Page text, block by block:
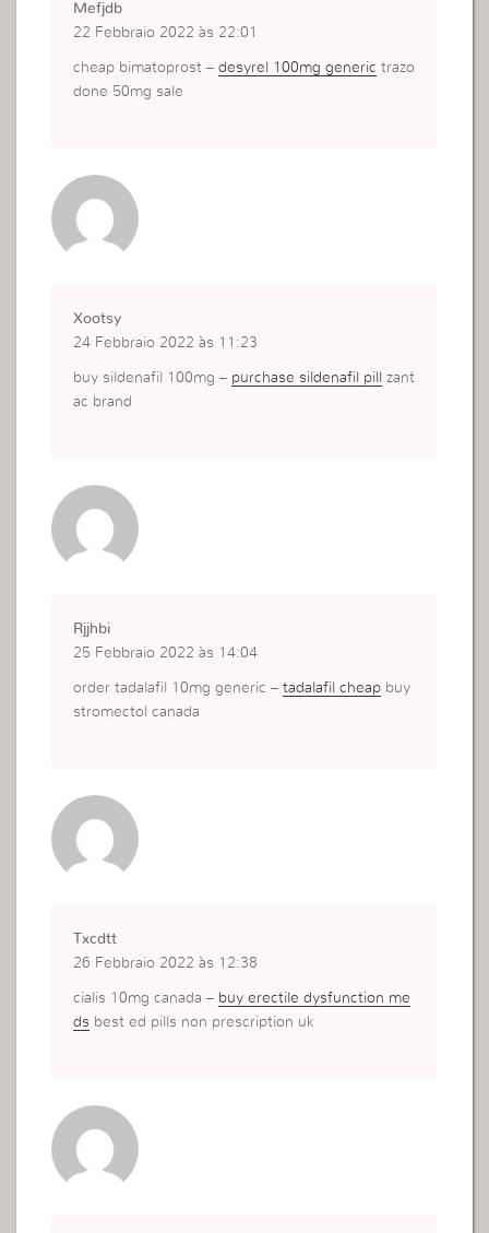
Mefjdb
22 Febbraio 2022 às 22:01
cheap bimatoprost –desyrel 100mg generic trazo
done 50mg sale
Xootsy
24 Febbraio 2022 às 11:23
buy sildenafil 100mg – purchase sildenafil pill zant
ac brand
Rjjhbi
25 Febbraio 2022 às 14:04
order tadalafil 10mg generic –tadalafil cheap buy
stromectol canada
Txcdtt
26 Febbraio 2022 às 12:38
cialis 10mg canada – buy erectile dysfunction me
ds best ed pills non prescription uk